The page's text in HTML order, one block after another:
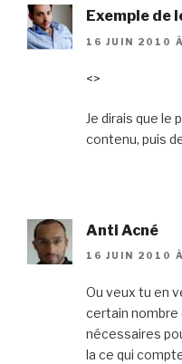
Exemple de
16 JUIN 2010
<>
Je dirais que le
contenu, puis
Anti Acné
16 JUIN 2010
Ou veux tu en
certain nombre
nécessaires
la ce qui